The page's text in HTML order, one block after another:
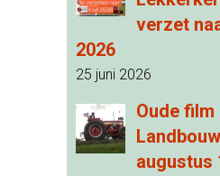
verzet
2026
25 juni 2026
Oude film
augustus